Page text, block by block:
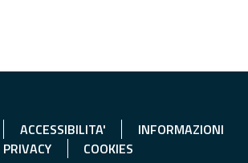
ACCESSIBILITA'
INFORMAZIONI
PRIVACY
COOKIES